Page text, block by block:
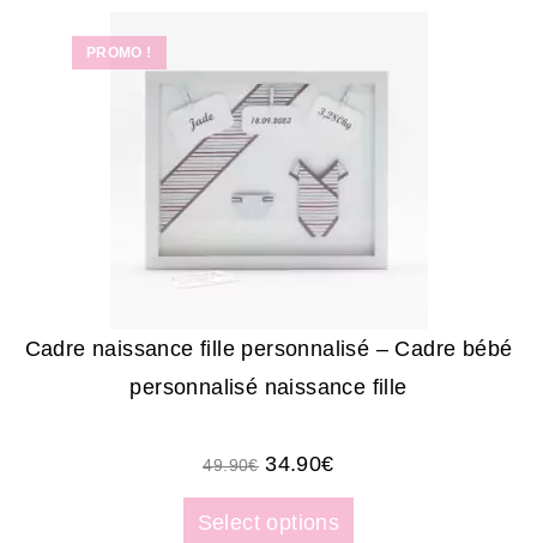
PROMO !
Cadre naissance fille personnalisé – Cadre bébé
personnalisé naissance fille
49.90€ 34.90€
Select options